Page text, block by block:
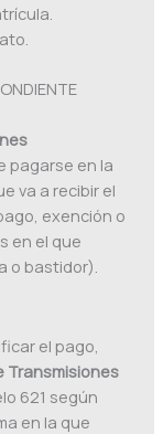
pagarse en la
va a recibir el
exención o
en el que
o bastidor).
el pago,
Transmisiones
621 según
en la que